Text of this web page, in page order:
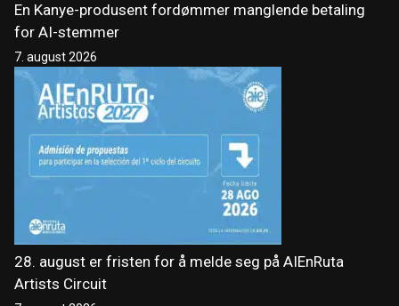
En Kanye-produsent fordømmer manglende betaling
for AI-stemmer
7. august 2026
28. august er fristen for å melde seg på AIEnRuta
Artists Circuit